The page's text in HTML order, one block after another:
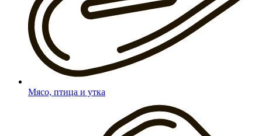
Мясо, птица и утка